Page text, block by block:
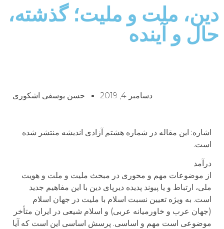
دین، ملت و ملیت؛ گذشته،
حال و آینده
دسامبر 4, 2019 حسن یوسفی اشکوری
اشاره: این مقاله در شماره هشتم آزادی اندیشه منتشر شده
است.
درآمد
از موضوعات مهم و محوری در مبحث ملیت و ملت و هویت
ملی، ارتباط و یا پیوند پدیده دیرپای دین با این مفاهیم جدید
است. به ویژه تعیین نسبت اسلام با ملیت در جهان اسلام
(جهان عرب و خاورمیانه عربی) و اسلام شیعی در ایران متأخر
موضوعی است مهم و اساسی. پرسش اساسی این است که آیا